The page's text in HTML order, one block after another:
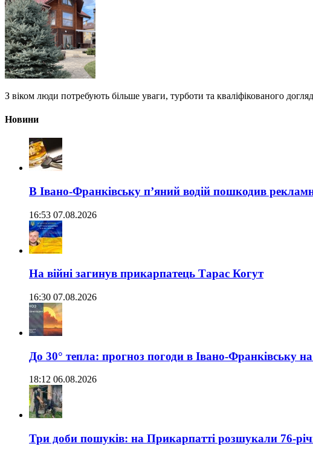
З віком люди потребують більше уваги, турботи та кваліфікованого
Новини
В Івано-Франківську п’яний водій пошкодив
16:53 07.08.2026
На війні загинув прикарпатець Тарас Когут
16:30 07.08.2026
До 30° тепла: прогноз погоди в Івано-Франківську
18:12 06.08.2026
Три доби пошуків: на Прикарпатті розшукали 76-